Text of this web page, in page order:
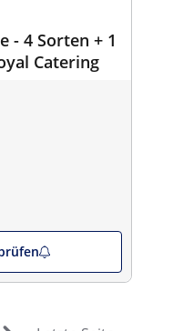
- 4 Sorten + 1
Catering